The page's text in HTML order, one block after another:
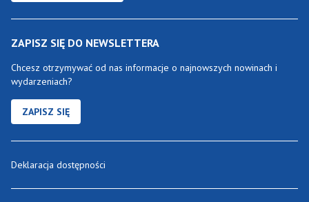
ZAPISZ SIĘ DO NEWSLETTERA
Chcesz otrzymywać od nas informacje o najnowszych nowinach i
wydarzeniach?
ZAPISZ SIĘ
Deklaracja dostępności